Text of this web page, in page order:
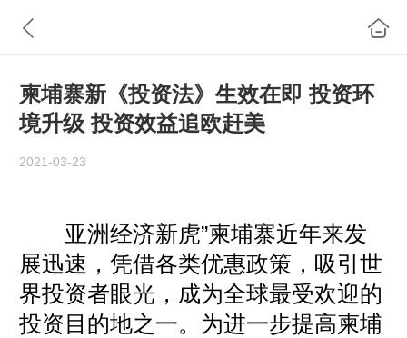
柬埔寨新《投资法》生效在即 投资环
境升级 投资效益追欧赶美
2021-03-23
亚洲经济新虎”柬埔寨近年来发
展迅速，凭借各类优惠政策，吸引世
界投资者眼光，成为全球最受欢迎的
投资目的地之一。为进一步提高柬埔